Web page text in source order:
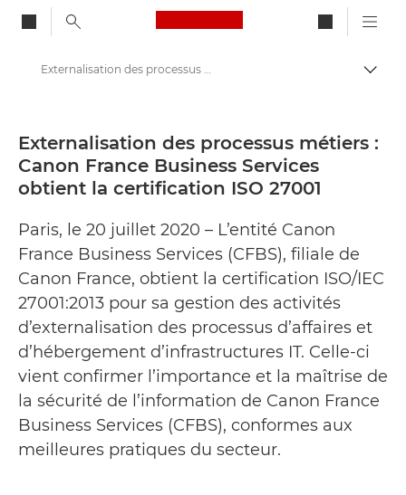
Canon Logo, back to
Presse
Communiqués de presse - Centre de presse Canon
Externalisation des processus métiers : Canon France Business Services obtient la certification ISO 27001 - Centre de presse Canon
Externalisation des processus métiers :
Canon France Business Services
obtient la certification ISO 27001
Paris, le 20 juillet 2020 – L’entité Canon
France Business Services (CFBS), filiale de
Canon France, obtient la certification ISO/IEC
27001:2013 pour sa gestion des activités
d’externalisation des processus d’affaires et
d’hébergement d’infrastructures IT. Celle-ci
vient confirmer l’importance et la maîtrise de
la sécurité de l’information de Canon France
Business Services (CFBS), conformes aux
meilleures pratiques du secteur.